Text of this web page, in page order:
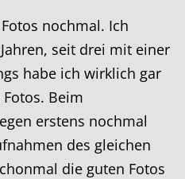
nochmal. Ich
seit drei mit einer
habe ich wirklich gar
Beim
erstens nochmal
des gleichen
die guten Fotos